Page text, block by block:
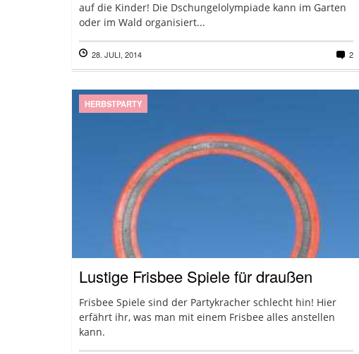
auf die Kinder! Die Dschungelolympiade kann im Garten
oder im Wald organisiert...
28. JULI, 2014
2
HERBSTPARTY
Lustige Frisbee Spiele für draußen
Frisbee Spiele sind der Partykracher schlecht hin! Hier
erfährt ihr, was man mit einem Frisbee alles anstellen
kann.